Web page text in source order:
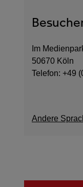
Im
50670 Köln
Telefon: +49
Andere